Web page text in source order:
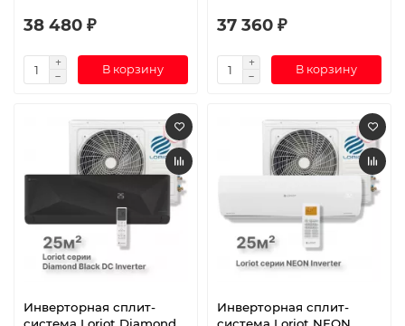
38 480 ₽
В корзину
37 360 ₽
В корзину
Инверторная сплит-
Инверторная сплит-